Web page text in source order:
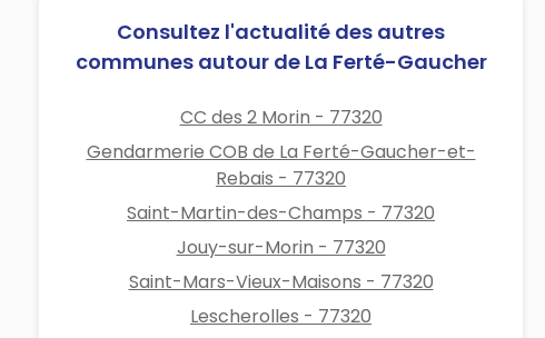
Consultez l'actualité des autres
communes autour de La Ferté-Gaucher
CC des 2 Morin - 77320
Gendarmerie COB de La Ferté-Gaucher-et-
Rebais - 77320
Saint-Martin-des-Champs - 77320
Jouy-sur-Morin - 77320
Saint-Mars-Vieux-Maisons - 77320
Lescherolles - 77320